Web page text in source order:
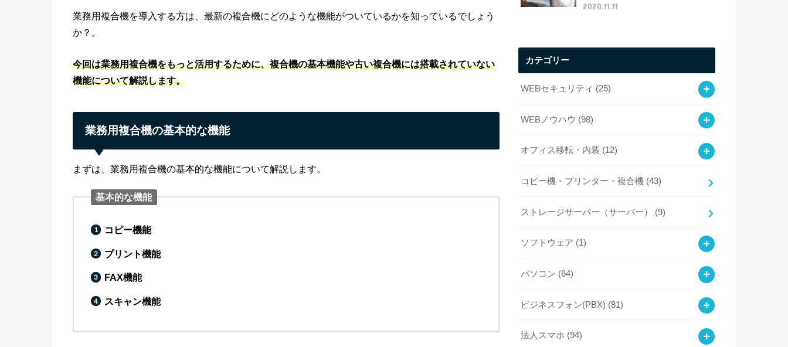
業務用複合機を導入する方は、最新の複合機にどのような機能がついているかを知っているでしょう
か？。
今回は業務用複合機をもっと活用するために、複合機の基本機能や古い複合機には搭載されていない
機能について解説します。
業務用複合機の基本的な機能
まずは、業務用複合機の基本的な機能について解説します。
基本的な機能
コピー機能
プリント機能
FAX機能
スキャン機能
2020.11.11
カテゴリー
WEBセキュリティ (25)
WEBノウハウ (98)
オフィス移転・内装 (12)
コピー機・プリンター・複合機 (43)
ストレージサーバー（サーバー） (9)
ソフトウェア (1)
パソコン (64)
ビジネスフォン(PBX) (81)
法人スマホ (94)